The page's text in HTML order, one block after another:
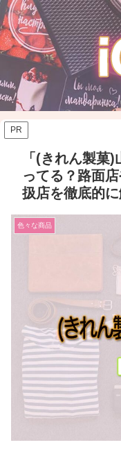
PR
「(きれん製菓
ってる？路面
扱店を徹底的
色々な商品